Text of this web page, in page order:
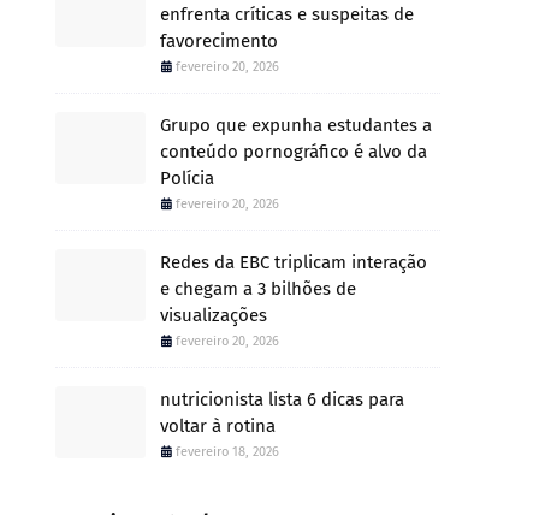
enfrenta críticas e suspeitas de
favorecimento
fevereiro 20, 2026
Grupo que expunha estudantes a
conteúdo pornográfico é alvo da
Polícia
fevereiro 20, 2026
Redes da EBC triplicam interação
e chegam a 3 bilhões de
visualizações
fevereiro 20, 2026
nutricionista lista 6 dicas para
voltar à rotina
fevereiro 18, 2026